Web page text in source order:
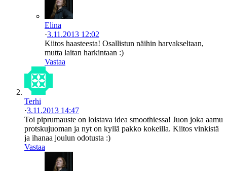
Elina
·3.11.2013 12:02
Kiitos haasteesta! Osallistun näihin harvakseltaan,
mutta laitan harkintaan :)
Vastaa
Terhi
·3.11.2013 14:47
Toi piprumauste on loistava idea smoothiessa! Juon joka aamu
protskujuoman ja nyt on kyllä pakko kokeilla. Kiitos vinkistä
ja ihanaa joulun odotusta :)
Vastaa